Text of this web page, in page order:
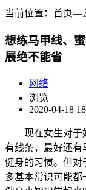
当前位置： 首页―
想练马甲线、
展绝不能省
网络
浏览
2020-04-18
现在女生对于好
有线条，最好还有
健身的习惯。但对
多基本常识可能都